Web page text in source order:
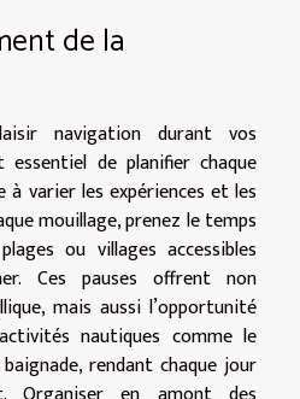
de la
navigation durant vos
de planifier chaque
à varier les expériences et les
mouillage, prenez le temps
ou villages accessibles
Ces pauses offrent non
mais aussi l’opportunité
nautiques comme le
rendant chaque jour